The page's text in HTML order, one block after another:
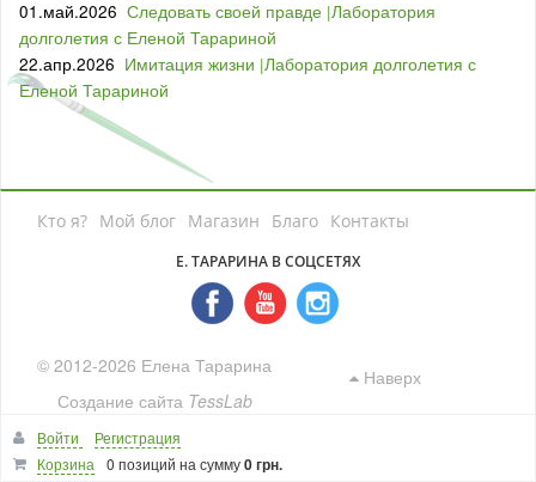
01.май.2026 Следовать своей правде |Лаборатория
долголетия с Еленой Тарариной
22.апр.2026 Имитация жизни |Лаборатория долголетия с
Еленой Тарариной
Кто я? Мой блог Магазин Благо Контакты
Е. ТАРАРИНА В СОЦСЕТЯХ
© 2012-2026 Елена Тарарина
Создание сайта TessLab
Наверх
Войти
Регистрация
Корзина
0 позиций на сумму0 грн.